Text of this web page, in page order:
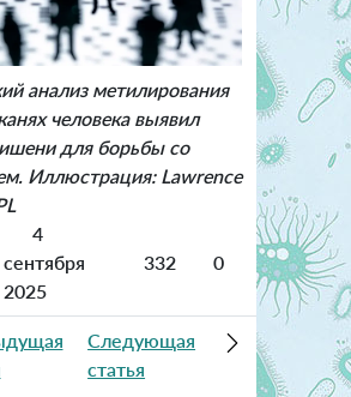
анализ метилирования
человека выявил
для борьбы со
Иллюстрация: Lawrence
4
сентября
2025
332 0
Следующая
статья